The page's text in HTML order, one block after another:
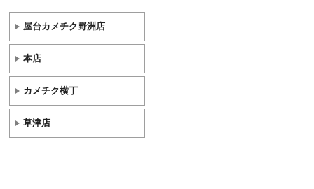
屋台カメチク野洲店
本店
カメチク横丁
草津店